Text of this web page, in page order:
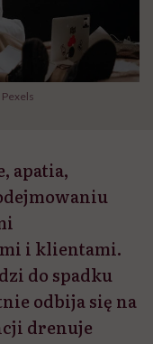
apatia,
i klientami.
do spadku
odbija się na
drenuje